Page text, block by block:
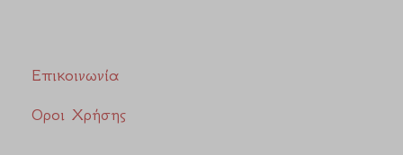
Επικοινωνία
Οροι Χρήσης